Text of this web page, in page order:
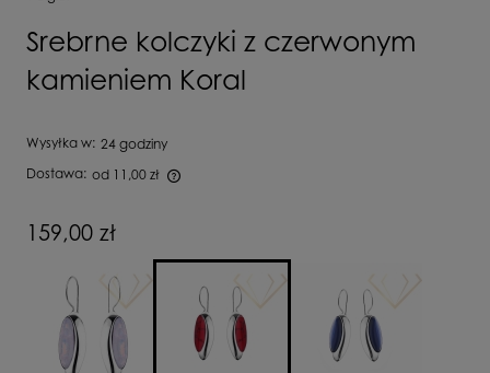
Srebrne kolczyki z czerwonym
kamieniem Koral
Wysyłka w: 24 godziny
Dostawa: od 11,00 zł
159,00 zł